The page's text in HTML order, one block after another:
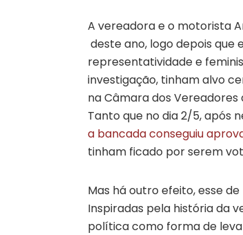
A vereadora e o motorista
deste ano, logo depois que
representatividade e
investigação, tinham alvo
na Câmara dos
Tanto que no dia 2/5, após
a bancada conseguiu
tinham ficado por serem
Mas há outro efeito, esse
Inspiradas pela história da
política como forma de